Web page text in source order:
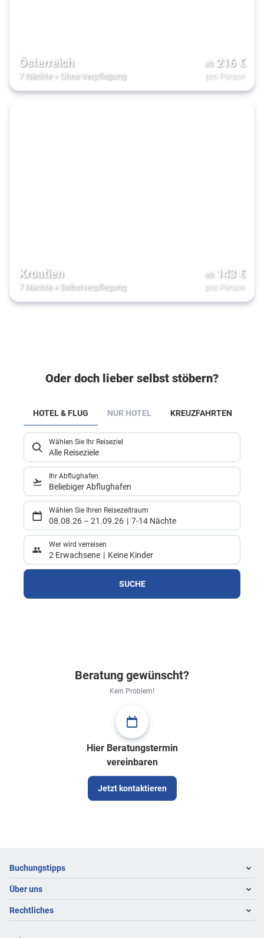
Österreich
7 Nächte+ Ohne Verpflegung
ab 216€
pro Person
Kroatien
7 Nächte+ Selbstverpflegung
ab 143€
pro Person
Oder doch lieber selbst stöbern?
HOTEL & FLUG NUR HOTEL KREUZFAHRTEN
Wählen Sie Ihr Reiseziel
Alle Reiseziele
Ihr Abflughafen
Beliebiger Abflughafen
Wählen Sie Ihren Reisezeitraum
08.08.26 – 21.09.26 7-14 Nächte
Wer wird verreisen
2 Erwachsene Keine Kinder
SUCHE
Beratung gewünscht?
Kein Problem!
Hier Beratungstermin
vereinbaren
Jetzt kontaktieren
Footer navigation
Buchungstipps
Warum im Reisebüro buchen
Hoteltipps
Reisewelten
Über uns
Kontakt
Rechtliches